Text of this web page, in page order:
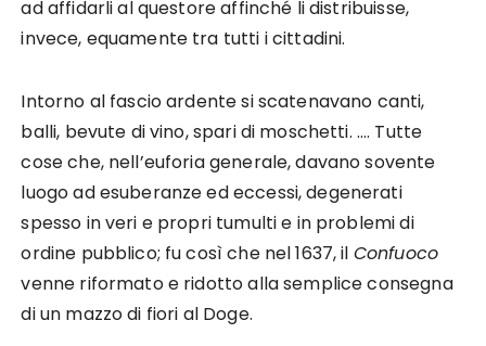
ad affidarli al questore affinché li distribuisse,
invece, equamente tra tutti i cittadini.
Intorno al fascio ardente si scatenavano canti,
balli, bevute di vino, spari di moschetti. …. Tutte
cose che, nell’euforia generale, davano sovente
luogo ad esuberanze ed eccessi, degenerati
spesso in veri e propri tumulti e in problemi di
ordine pubblico; fu così che nel 1637, il Confuoco
venne riformato e ridotto alla semplice consegna
di un mazzo di fiori al Doge.